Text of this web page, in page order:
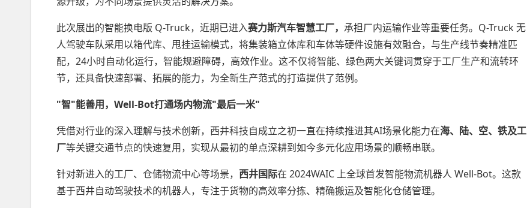
此次展出的智能换电版 Q-Truck，近期已进入赛力斯汽车智慧工厂， 承担厂内运输作业等重要任务。Q-Truck 无
人驾驶车队采用以箱代库、甩挂运输模式，将集装箱立体库和车体等硬件设施有效融合，与生产线节奏精准匹
配，24小时自动化运行，智能规避障碍，高效作业。这不仅将智能、绿色两大关键词贯穿于工厂生产和流转环
节，还具备快速部署、拓展的能力，为全新生产范式的打造提供了范例。
"智"能善用， Well-Bot打通场内物流"最后一米"
凭借对行业的深入理解与技术创新，西井科技自成立之初一直在持续推进其AI场景化能力在海、陆、空、铁及工
厂等关键交通节点的快速复用，实现从最初的单点深耕到如今多元化应用场景的顺畅串联。
针对新进入的工厂、仓储物流中心等场景， 西井国际在 2024WAIC 上全球首发智能物流机器人 Well-Bot。这款
基于西井自动驾驶技术的机器人，专注于货物的高效率分拣、精确搬运及智能化仓储管理。